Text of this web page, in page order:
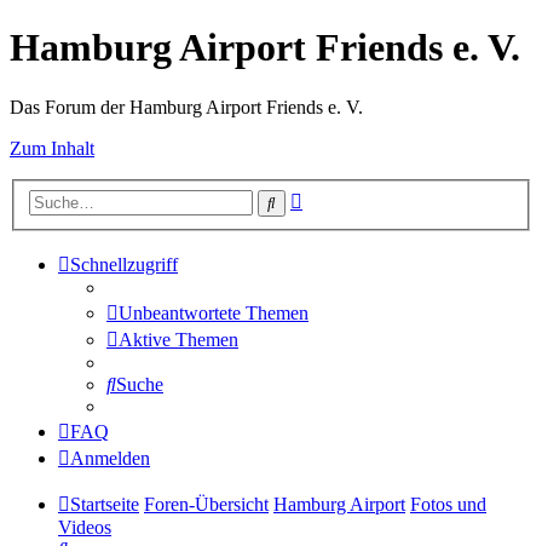
Hamburg Airport Friends e. V.
Das Forum der Hamburg Airport Friends e. V.
Zum Inhalt
Suche
Schnellzugriff
Unbeantwortete Themen
Aktive Themen
Suche
FAQ
Anmelden
Startseite Foren-Übersicht Hamburg Airport Fotos und
Videos